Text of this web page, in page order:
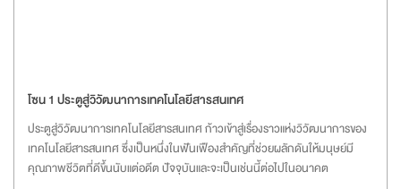
โซน 1 ประตูสู่วิวัฒนาการเทคโนโลยีสารสนเทศ
ประตูสู่วิวัฒนาการเทคโนโลยีสารสนเทศ ก้าวเข้าสู่เรื่องราวแห่งวิวัฒนาการของ
เทคโนโลยีสารสนเทศ ซึ่งเป็นหนึ่งในฟันเฟืองสำคัญที่ช่วยผลักดันให้มนุษย์มี
คุณภาพชีวิตที่ดีขึ้นนับแต่อดีต ปัจจุบันและจะเป็นเช่นนี้ต่อไปในอนาคต